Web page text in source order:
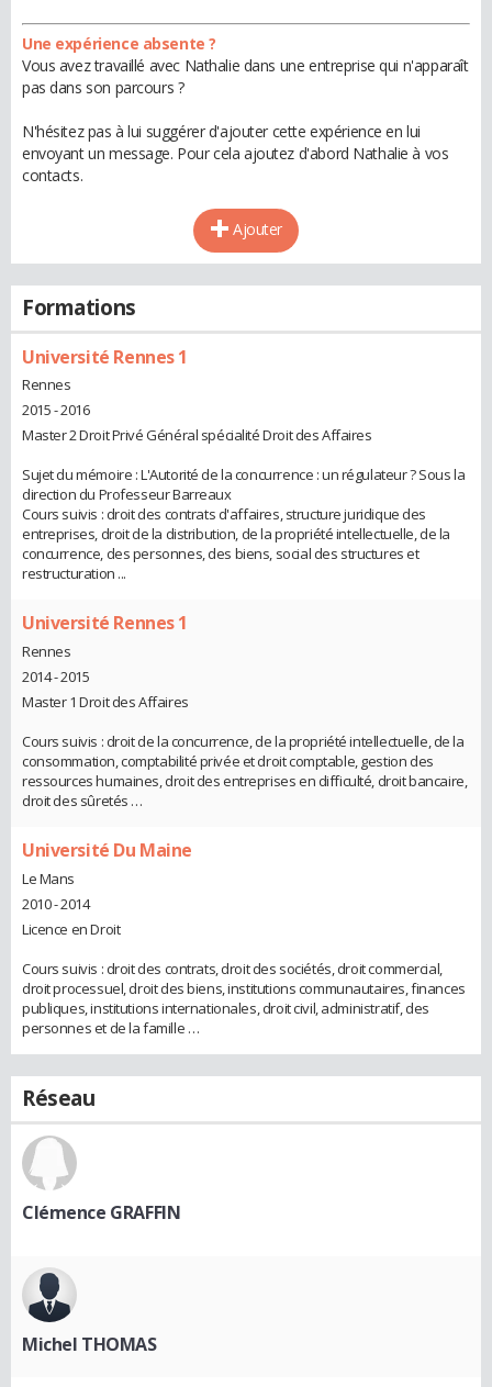
Une expérience absente ?
Vous avez travaillé avec Nathalie dans une entreprise qui n'apparaît
pas dans son parcours ?
N'hésitez pas à lui suggérer d'ajouter cette expérience en lui
envoyant un message. Pour cela ajoutez d'abord Nathalie à vos
contacts.
Ajouter
Formations
Université Rennes 1
Rennes
2015 - 2016
Master 2 Droit Privé Général spécialité Droit des Affaires
Sujet du mémoire : L'Autorité de la concurrence : un régulateur ? Sous la
direction du Professeur Barreaux
Cours suivis : droit des contrats d'affaires, structure juridique des
entreprises, droit de la distribution, de la propriété intellectuelle, de la
concurrence, des personnes, des biens, social des structures et
restructuration ...
Université Rennes 1
Rennes
2014 - 2015
Master 1 Droit des Affaires
Cours suivis : droit de la concurrence, de la propriété intellectuelle, de la
consommation, comptabilité privée et droit comptable, gestion des
ressources humaines, droit des entreprises en difficulté, droit bancaire,
droit des sûretés …
Université Du Maine
Le Mans
2010 - 2014
Licence en Droit
Cours suivis : droit des contrats, droit des sociétés, droit commercial,
droit processuel, droit des biens, institutions communautaires, finances
publiques, institutions internationales, droit civil, administratif, des
personnes et de la famille …
Réseau
Clémence GRAFFIN
Michel THOMAS